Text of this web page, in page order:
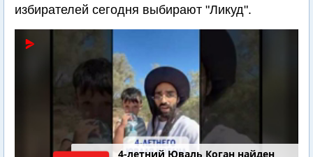
избирателей сегодня выбирают "Ликуд".
4-летний Юваль Коган найден